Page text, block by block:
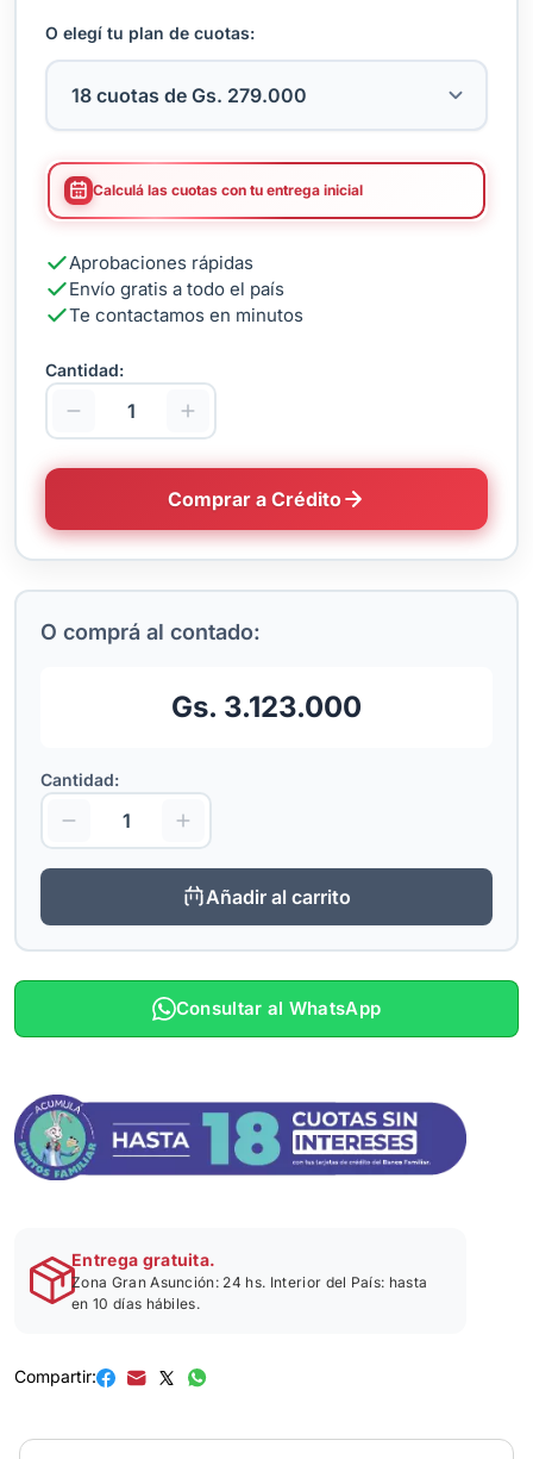
O elegí tu plan de cuotas:
Calculá las cuotas con tu entrega inicial
Aprobaciones rápidas
Envío gratis a todo el país
Te contactamos en minutos
Cantidad:
Comprar a Crédito
O comprá al contado:
Gs. 3.123.000
Cantidad:
Añadir al carrito
Consultar al WhatsApp
Entrega gratuita.
Zona Gran Asunción: 24 hs. Interior del País: hasta
en 10 días hábiles.
Compartir: